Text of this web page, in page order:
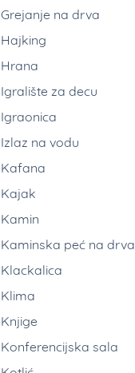
Grejanje na drva
Hajking
Hrana
Igralište za decu
Igraonica
Izlaz na vodu
Kafana
Kajak
Kamin
Kaminska peć na drva
Klackalica
Klima
Knjige
Konferencijska sala